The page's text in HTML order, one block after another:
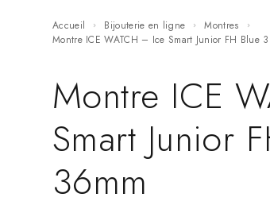
Accueil Bijouterie en ligne
Montres
Montre ICE WATCH – Ice Smart Junior FH Blue
Montre ICE
Smart Junior
36mm